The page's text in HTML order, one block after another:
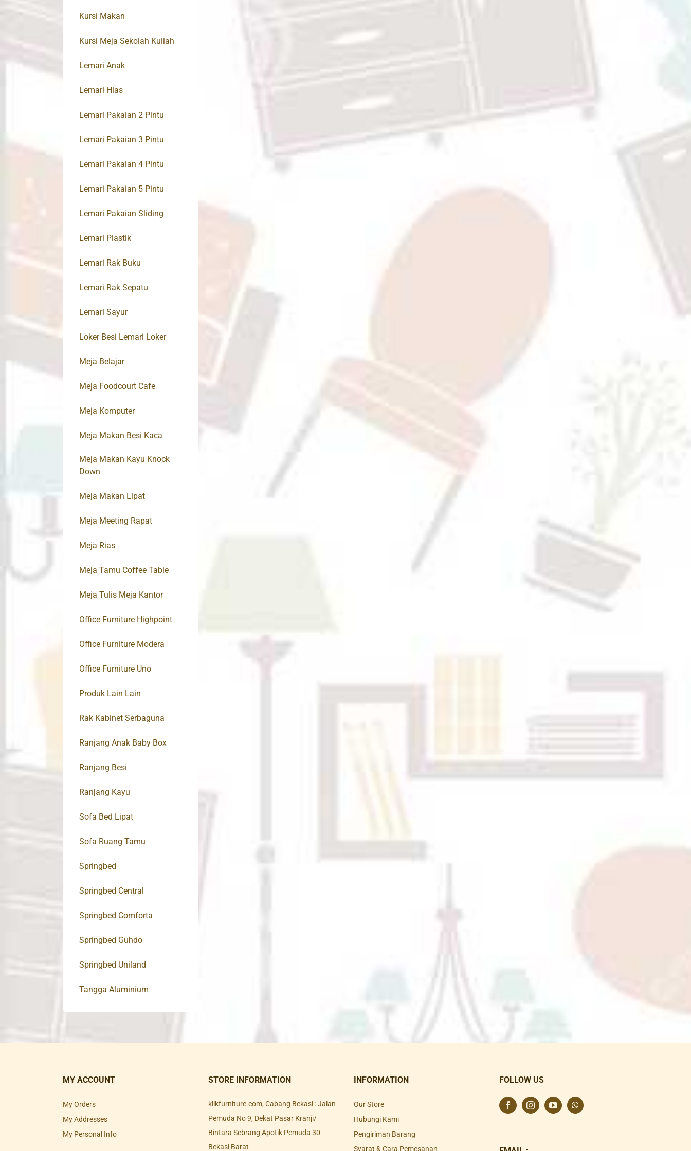
Kursi Makan
Kursi Meja Sekolah Kuliah
Lemari Anak
Lemari Hias
Lemari Pakaian 2 Pintu
Lemari Pakaian 3 Pintu
Lemari Pakaian 4 Pintu
Lemari Pakaian 5 Pintu
Lemari Pakaian Sliding
Lemari Plastik
Lemari Rak Buku
Lemari Rak Sepatu
Lemari Sayur
Loker Besi Lemari Loker
Meja Belajar
Meja Foodcourt Cafe
Meja Komputer
Meja Makan Besi Kaca
Meja Makan Kayu Knock
Down
Meja Makan Lipat
Meja Meeting Rapat
Meja Rias
Meja Tamu Coffee Table
Meja Tulis Meja Kantor
Office Furniture Highpoint
Office Furniture Modera
Office Furniture Uno
Produk Lain Lain
Rak Kabinet Serbaguna
Ranjang Anak Baby Box
Ranjang Besi
Ranjang Kayu
Sofa Bed Lipat
Sofa Ruang Tamu
Springbed
Springbed Central
Springbed Comforta
Springbed Guhdo
Springbed Uniland
Tangga Aluminium
MY ACCOUNT
My Orders
My Addresses
My Personal Info
STORE INFORMATION
klikfurniture.com, Cabang Bekasi : Jalan
Pemuda No 9, Dekat Pasar Kranji/
Bintara Sebrang Apotik Pemuda 30
Bekasi Barat
INFORMATION
Our Store
Hubungi Kami
Pengiriman Barang
Syarat & Cara Pemesanan
FOLLOW US